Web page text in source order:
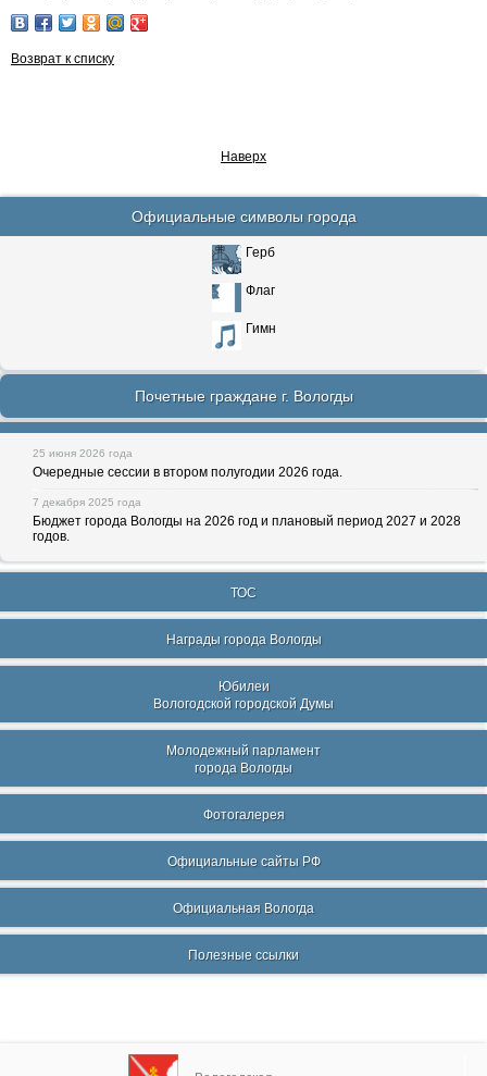
Возврат к списку
Наверх
Официальные символы города
Герб
Флаг
Гимн
Почетные граждане г. Вологды
25 июня 2026 года
Очередные сессии в втором полугодии 2026 года.
7 декабря 2025 года
Бюджет города Вологды на 2026 год и плановый период 2027 и 2028
годов.
ТОС
Награды города Вологды
Юбилеи
Вологодской городской Думы
Молодежный парламент
города Вологды
Фотогалерея
Официальные сайты РФ
Официальная Вологда
Полезные ссылки